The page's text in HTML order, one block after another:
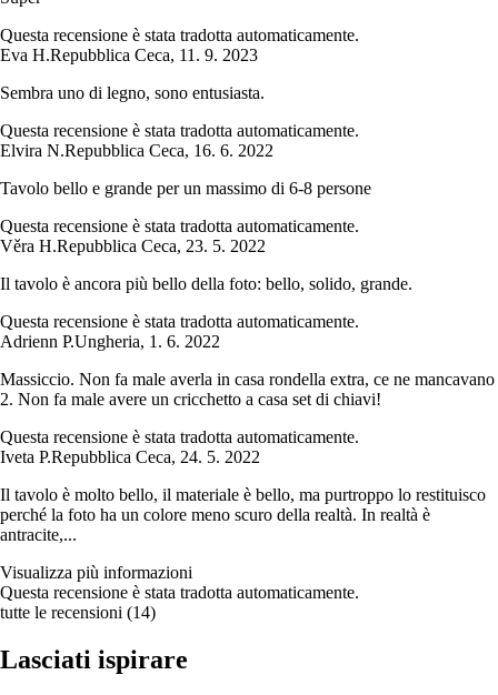
Questa recensione è stata tradotta automaticamente.
Eva H.Repubblica Ceca, 11. 9. 2023
Sembra uno di legno, sono entusiasta.
Questa recensione è stata tradotta automaticamente.
Elvira N.Repubblica Ceca, 16. 6. 2022
Tavolo bello e grande per un massimo di 6-8 persone
Questa recensione è stata tradotta automaticamente.
Věra H.Repubblica Ceca, 23. 5. 2022
Il tavolo è ancora più bello della foto: bello, solido, grande.
Questa recensione è stata tradotta automaticamente.
Adrienn P.Ungheria, 1. 6. 2022
Massiccio. Non fa male averla in casa rondella extra, ce ne mancavano
2. Non fa male avere un cricchetto a casa set di chiavi!
Questa recensione è stata tradotta automaticamente.
Iveta P.Repubblica Ceca, 24. 5. 2022
Il tavolo è molto bello, il materiale è bello, ma purtroppo lo restituisco
perché la foto ha un colore meno scuro della realtà. In realtà è
antracite,...
Visualizza più informazioni
Questa recensione è stata tradotta automaticamente.
tutte le recensioni (14)
Lasciati ispirare